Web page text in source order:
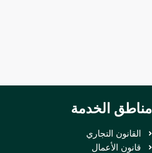
مناطق الخدمة
القانون التجاري
قانون الأعمال